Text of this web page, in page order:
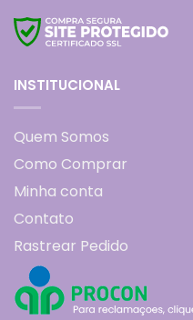
INSTITUCIONAL
Quem Somos
Como Comprar
Minha conta
Contato
Rastrear Pedido